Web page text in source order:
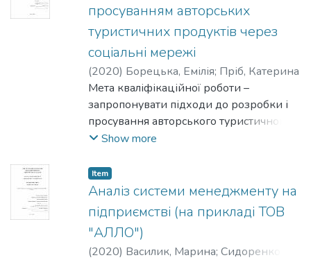
організації; вирішення проблем, які
виникають під час створення
корпоративної культури, та
знаходження шляхів, які можуть
допомогти вдосконалити неприбуткову
громадську організацію шляхом
покращень в корпоративній культурі.
просуванням авторських
туристичних продуктів через
соціальні мережі
(2020) Борецька, Емілія; Пріб, Катерина
Мета кваліфікаційної роботи –
запропонувати підходи до розробки і
просування авторського туристичного
продукту через соціальні мережі.
Show more
Item
Аналіз системи менеджменту на
підприємстві (на прикладі ТОВ
"АЛЛО")
(2020) Василик, Марина; Сидоренко,